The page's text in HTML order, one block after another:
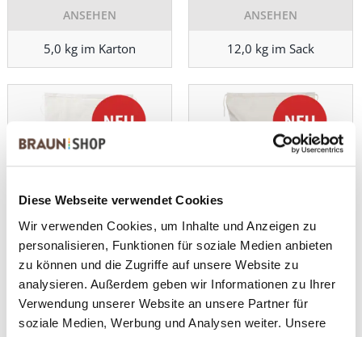
Diese Webseite verwendet Cookies
Wir verwenden Cookies, um Inhalte und Anzeigen zu
personalisieren, Funktionen für soziale Medien anbieten
zu können und die Zugriffe auf unsere Website zu
analysieren. Außerdem geben wir Informationen zu Ihrer
Verwendung unserer Website an unsere Partner für
soziale Medien, Werbung und Analysen weiter. Unsere
ANSEHEN
5,0 kg im Karton
ANSEHEN
12,0 kg im Sack
Kabi
ANSEHEN
25,0 kg im Sack
Kabi
ANSEHEN
12,0 kg im Sack